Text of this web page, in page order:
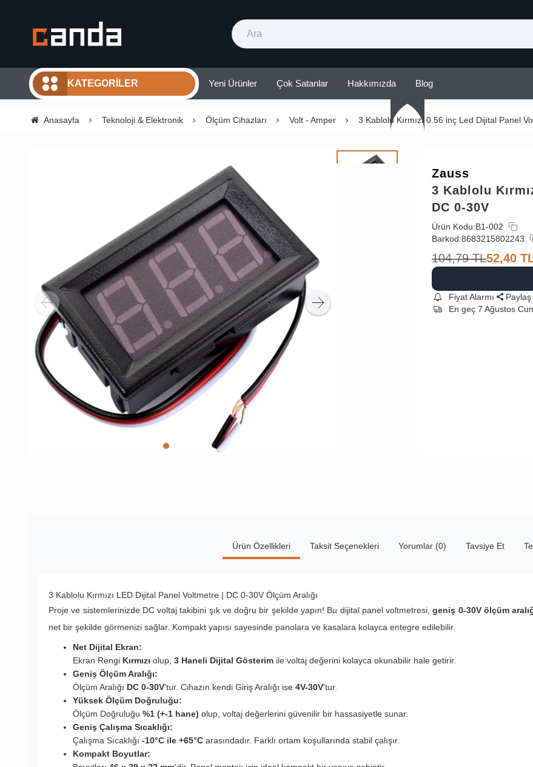
KATEGORILER Yeni Ürünler Çok Satanlar Hakkımızda Blog
Anasayfa Teknoloji & Elektronik Ölçüm Cihazları Volt - Amper 3 Kablolu Kırmızı 0.56 inç Led Dijital Panel
Zauss
3 Kablolu
DC 0-30V
Ürün Kodu:B1-002
Barkod:8683215802243
104,79 TL52,40
Fiyat Alarmı
Paylaş
En geç 7 Ağustos
Ürün Özellikleri Taksit Seçenekleri Yorumlar (0) Tavsiye Et
3 Kablolu Kırmızı LED Dijital Panel Voltmetre | DC 0-30V Ölçüm Aralığı
Proje ve sistemlerinizde DC voltaj takibini şık ve doğru bir şekilde yapın! Bu dijital panel voltmetresi,geniş 0-30V ölçüm
net bir şekilde görmenizi sağlar. Kompakt yapısı sayesinde panolara ve kasalara kolayca entegre edilebilir.
Net Dijital Ekran:
Ekran Rengi Kırmızı olup, 3 Haneli Dijital Gösterim ile voltaj değerini kolayca okunabilir hale getirir.
Geniş Ölçüm Aralığı:
Ölçüm Aralığı DC 0-30V'tur. Cihazın kendi Giriş Aralığı ise 4V-30V'tur.
Yüksek Ölçüm Doğruluğu:
Ölçüm Doğruluğu %1 (+-1 hane) olup, voltaj değerlerini güvenilir bir hassasiyetle sunar.
Geniş Çalışma Sıcaklığı:
Çalışma Sıcaklığı -10°C ile +65°C arasındadır. Farklı ortam koşullarında stabil çalışır.
Kompakt Boyutlar: